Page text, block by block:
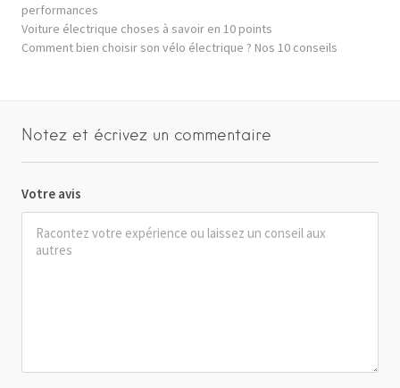
performances
Voiture électrique choses à savoir en 10 points
Comment bien choisir son vélo électrique ? Nos 10 conseils
Notez et écrivez un commentaire
Votre avis